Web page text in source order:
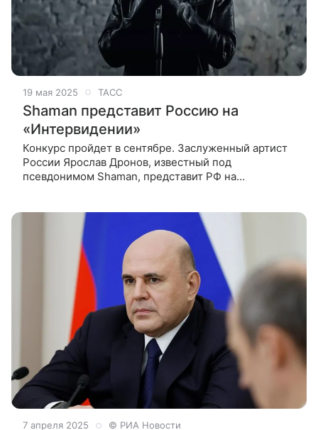
19 мая 2025 ТАСС
Shaman представит Россию на
«Интервидении»
Конкурс пройдет в сентябре. Заслуженный артист
России Ярослав Дронов, известный под
псевдонимом Shaman, представит РФ на
программы «Пусть говорят» на Первом канале.
7 апреля 2025 © РИА Новости